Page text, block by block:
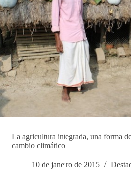
La agricultura integrada, una forma
cambio climático
10 de janeiro de 2015